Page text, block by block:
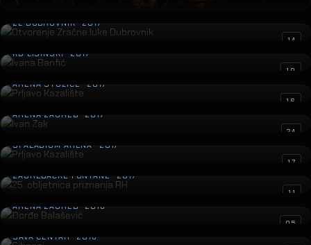
ZL DUBROVNIK · 2017
14
Ivana Banfić
KD LISINSKI · 2017
10
Prljavo Kazalište
ARENA STOŽICE · 2017
16
Ivan Zak
ARENA ZAGREB · 2017
24
Prljavo Kazalište
SPALADIUM ARENA · 2017
17
25. obljetnica priznanja RH
ZAGREBAČKE FONTANE · 2017
11
Đorđe Balašević
ARENA ZAGREB · 2016
05
Gibonni
SAVA CENTAR · 2016